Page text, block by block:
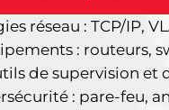
réseau : TCP/IP,
: routeurs,
de supervision
: pare-feu,